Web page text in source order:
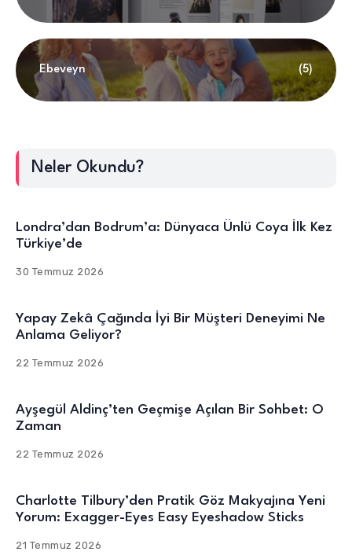
Ebeveyn (5)
Neler Okundu?
Londra’dan Bodrum’a: Dünyaca Ünlü Coya İlk Kez
Türkiye’de
30 Temmuz 2026
Yapay Zekâ Çağında İyi Bir Müşteri Deneyimi Ne
Anlama Geliyor?
22 Temmuz 2026
Ayşegül Aldinç’ten Geçmişe Açılan Bir Sohbet: O
Zaman
22 Temmuz 2026
Charlotte Tilbury’den Pratik Göz Makyajına Yeni
Yorum: Exagger-Eyes Easy Eyeshadow Sticks
21 Temmuz 2026